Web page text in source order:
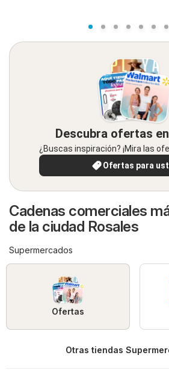
Descubra ofertas
¿Buscas inspiración? ¡Mira las
Ofertas para
Cadenas comerciales
de la ciudad Rosales
Supermercados
Ofertas
Otras tiendas